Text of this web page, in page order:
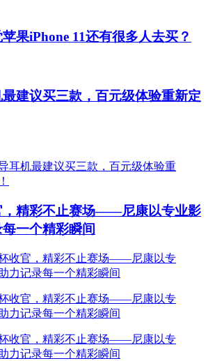
果iPhone 11还有很多人去买？
建议买三款，百元级体验重新定
，精彩不止赛场——尼康以专业影
一个精彩瞬间